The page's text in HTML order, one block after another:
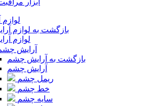
بازگشت به لوازم
لوازم
آرایش
بازگشت به آرایش چشم
آرایش چشم
ریمل چشم
خط چشم
سایه چشم